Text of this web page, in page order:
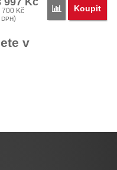
700 Kč
)
Porovnat
Koupit
v